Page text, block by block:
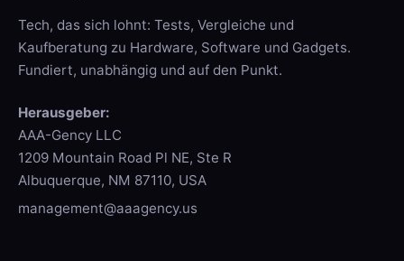
Tech, das sich lohnt: Tests, Vergleiche und
Kaufberatung zu Hardware, Software und Gadgets.
Fundiert, unabhängig und auf den Punkt.
Herausgeber:
AAA-Gency LLC
1209 Mountain Road Pl NE, Ste R
Albuquerque, NM 87110, USA
management@aaagency.us